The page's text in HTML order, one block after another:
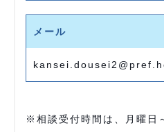
メール
※相談受付時間は、月曜日